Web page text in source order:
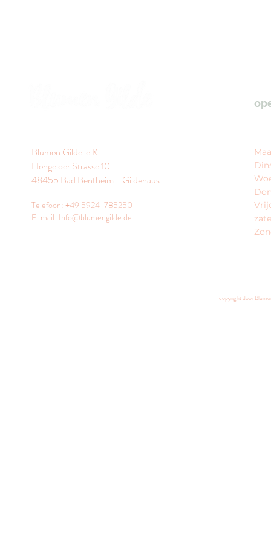
Blumen Gilde e.K.
Hengeloer Strasse 10
48455 Bad Bentheim - Gildehaus
Telefoon: +49 5924-785250
E-mail: Info@blumengilde.de
copyright door